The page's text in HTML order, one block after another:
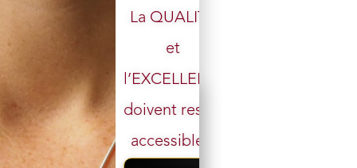
Boucle d’oreille argent 925
€ 16,00
Ajouter au panier
La QUALITÉ
et
l’EXCELLENCE
doivent rester
accessibles.